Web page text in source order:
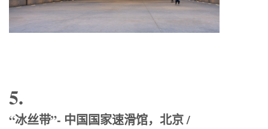
5.
“冰丝带”- 中国国家速滑馆，北京 /